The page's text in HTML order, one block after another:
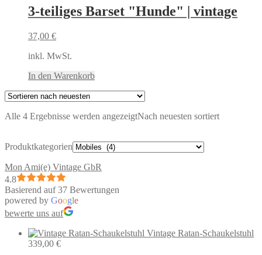
3-teiliges Barset "Hunde" | vintage
37,00 €
inkl. MwSt.
In den Warenkorb
Alle 4 Ergebnisse werden angezeigtNach neuesten sortiert
Produktkategorien
Mon Ami(e) Vintage GbR
4.8
Basierend auf 37 Bewertungen
powered by Google
bewerte uns auf
Vintage Ratan-Schaukelstuhl
339,00 €